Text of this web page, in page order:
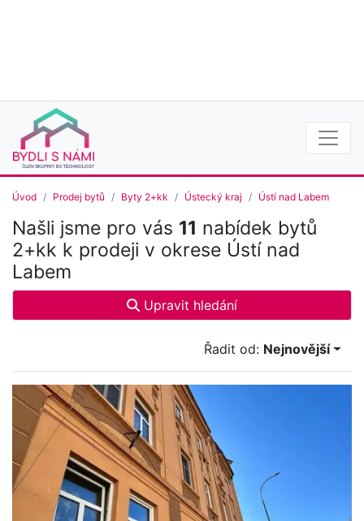
Úvod Prodej bytů Byty 2+kk Ústecký kraj Ústí nad Labem
Našli jsme pro vás 11 nabídek bytů
2+kk k prodeji v okrese Ústí nad
Labem
Upravit hledání
Řadit od: Nejnovější